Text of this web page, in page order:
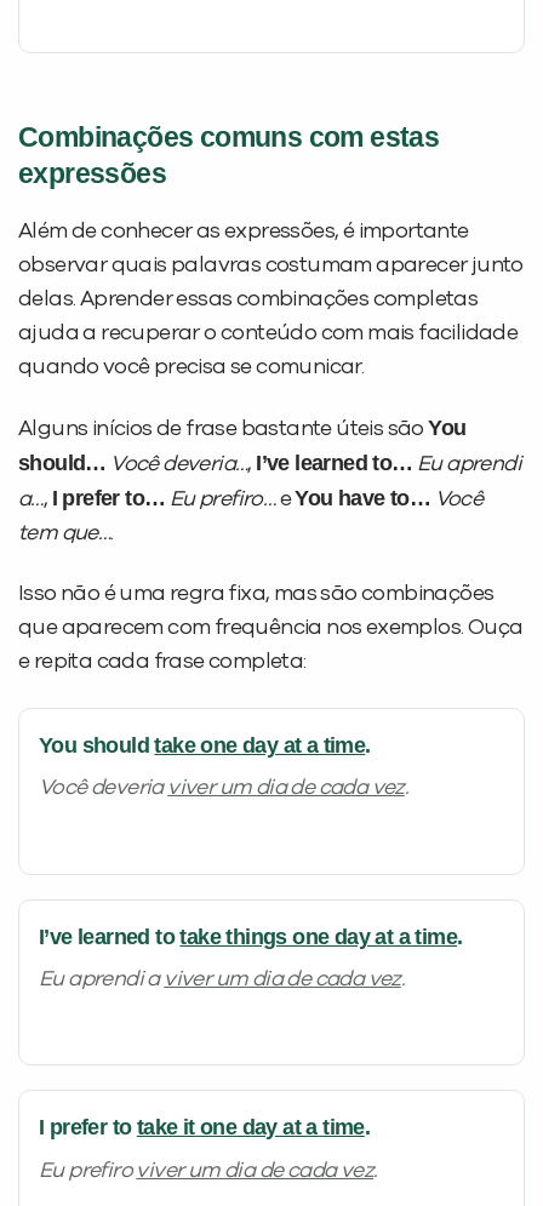
Combinações comuns com estas
expressões
Além de conhecer as expressões, é importante
observar quais palavras costumam aparecer junto
delas. Aprender essas combinações completas
ajuda a recuperar o conteúdo com mais facilidade
quando você precisa se comunicar.
Alguns inícios de frase bastante úteis sãoYou
should… Você deveria…, I’ve learned to… Eu aprendi
a…, I prefer to… Eu prefiro…eYou have to… Você
tem que….
Isso não é uma regra fixa, mas são combinações
que aparecem com frequência nos exemplos. Ouça
e repita cada frase completa:
You shouldtake one day at a time.
Você deveria viver um dia de cada vez.
I’ve learned totake things one day at a time.
Eu aprendi a viver um dia de cada vez.
I prefer to take it one day at a time.
Eu prefiroviver um dia de cada vez.